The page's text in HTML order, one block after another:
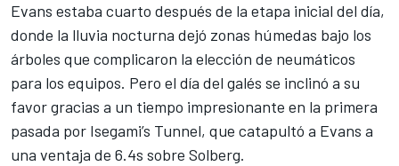
Evans estaba cuarto después de la etapa inicial del día,
donde la lluvia nocturna dejó zonas húmedas bajo los
árboles que complicaron la elección de neumáticos
para los equipos. Pero el día del galés se inclinó a su
favor gracias a un tiempo impresionante en la primera
pasada por Isegami’s Tunnel, que catapultó a Evans a
una ventaja de 6.4s sobre Solberg.